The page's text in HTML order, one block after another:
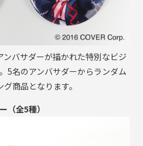
バサダーが描かれた特別なビジ
5名のアンバサダーからランダム
商品となります。
（全5種）